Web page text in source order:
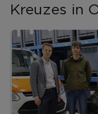
Kreuzes in